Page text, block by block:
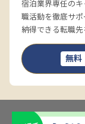
宿泊業界専任の
職活動を徹底サポ
納得できる転職先
無料